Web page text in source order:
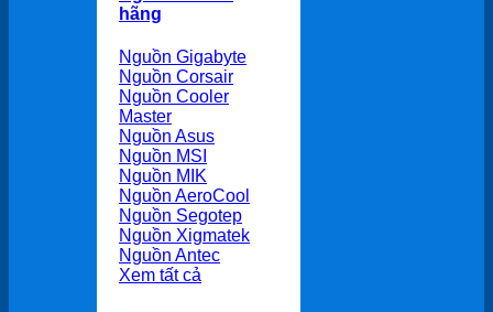
hãng
Nguồn Gigabyte
Nguồn Corsair
Nguồn Cooler
Master
Nguồn Asus
Nguồn MSI
Nguồn MIK
Nguồn AeroCool
Nguồn Segotep
Nguồn Xigmatek
Nguồn Antec
Xem tất cả